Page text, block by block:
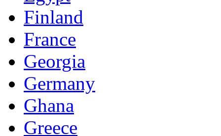
Finland
France
Georgia
Germany
Ghana
Greece